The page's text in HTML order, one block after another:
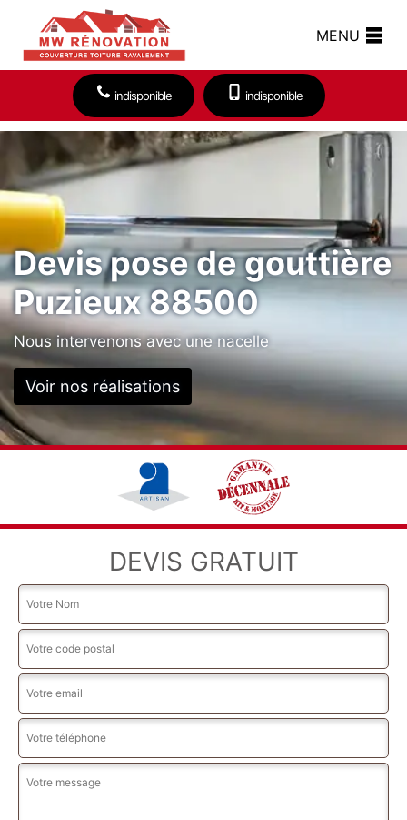
MENU
indisponible indisponible
Devis pose de gouttière
Puzieux 88500
Nous intervenons avec une nacelle
Voir nos réalisations
DEVIS GRATUIT